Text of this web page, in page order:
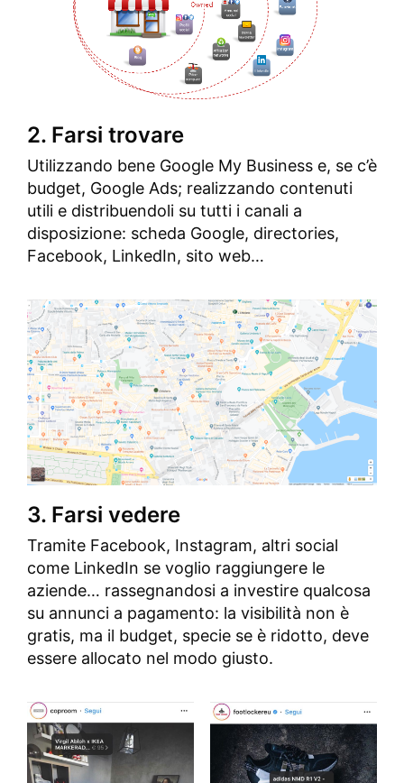
2. Farsi trovare
Utilizzando bene Google My Business e, se c’è
budget, Google Ads; realizzando contenuti
utili e distribuendoli su tutti i canali a
disposizione: scheda Google, directories,
Facebook, LinkedIn, sito web…
3. Farsi vedere
Tramite Facebook, Instagram, altri social
come LinkedIn se voglio raggiungere le
aziende… rassegnandosi a investire qualcosa
su annunci a pagamento: la visibilità non è
gratis, ma il budget, specie se è ridotto, deve
essere allocato nel modo giusto.